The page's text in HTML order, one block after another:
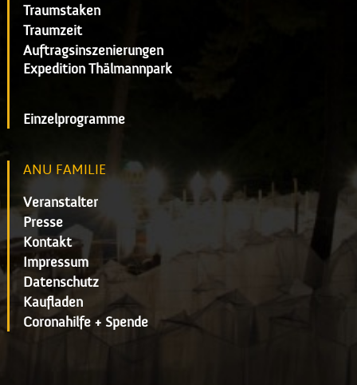
Traumstaken
Traumzeit
Auftragsinszenierungen
Expedition Thälmannpark
Einzelprogramme
ANU FAMILIE
Veranstalter
Presse
Kontakt
Impressum
Datenschutz
Kaufladen
Coronahilfe + Spende